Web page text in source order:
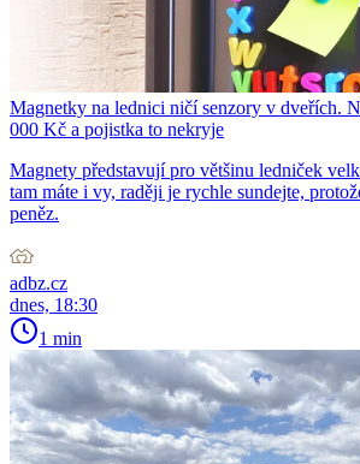
Magnetky na lednici ničí senzory v dveřích.
000 Kč a pojistka to nekryje
Magnety představují pro většinu ledniček
tam máte i vy, raději je rychle sundejte,
peněz.
adbz.cz
dnes, 18:30
1 min